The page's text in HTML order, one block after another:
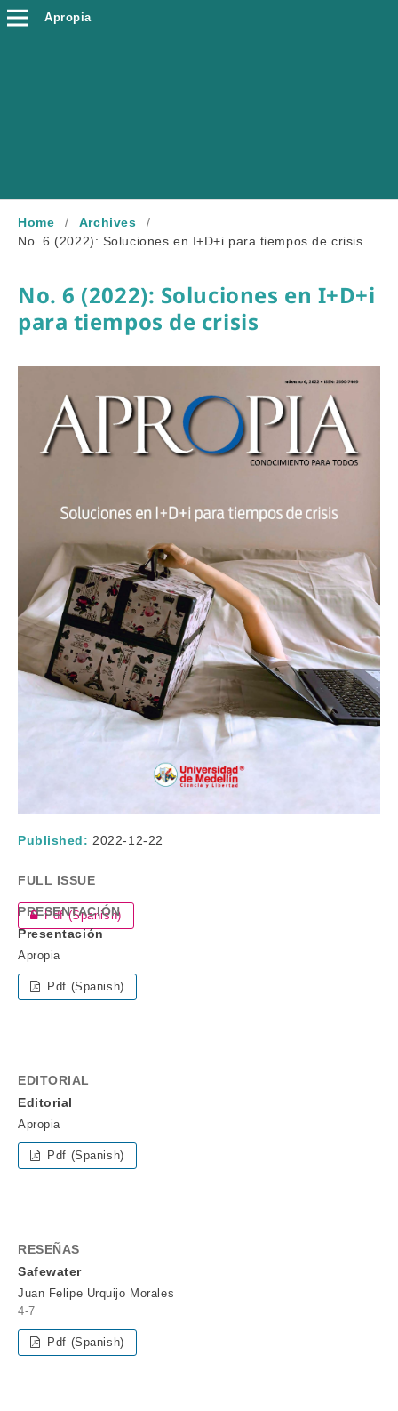
Apropia
Home / Archives
/
No. 6 (2022): Soluciones en I+D+i para tiempos de crisis
No. 6 (2022): Soluciones en I+D+i
para tiempos de crisis
Published: 2022-12-22
FULL ISSUE
Pdf (Spanish)
PRESENTACIÓN
Presentación
Apropia
Pdf (Spanish)
EDITORIAL
Editorial
Apropia
Pdf (Spanish)
RESEÑAS
Safewater
Juan Felipe Urquijo Morales
4-7
Pdf (Spanish)